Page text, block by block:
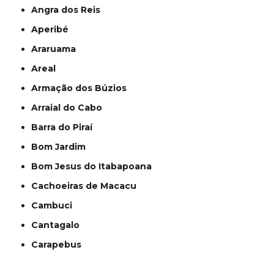
Angra dos Reis
Aperibé
Araruama
Areal
Armação dos Búzios
Arraial do Cabo
Barra do Piraí
Bom Jardim
Bom Jesus do Itabapoana
Cachoeiras de Macacu
Cambuci
Cantagalo
Carapebus